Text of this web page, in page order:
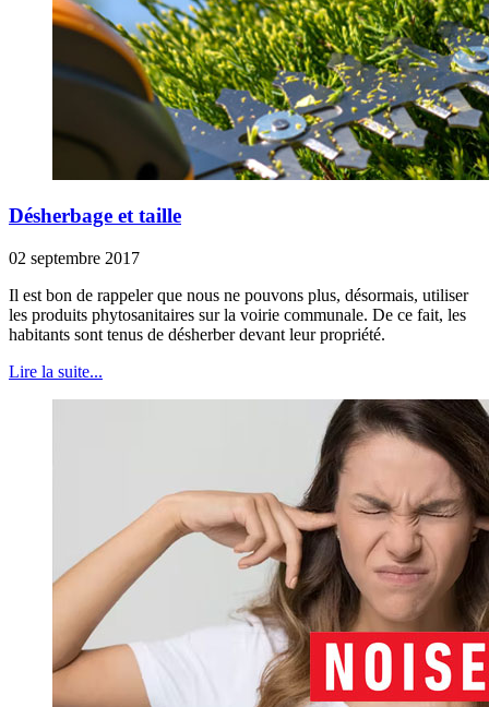
Désherbage et taille
02 septembre 2017
Il est bon de rappeler que nous ne pouvons plus, désormais, utiliser
les produits phytosanitaires sur la voirie communale. De ce fait, les
habitants sont tenus de désherber devant leur propriété.
Lire la suite...